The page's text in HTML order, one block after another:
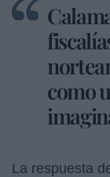
como
La respuesta